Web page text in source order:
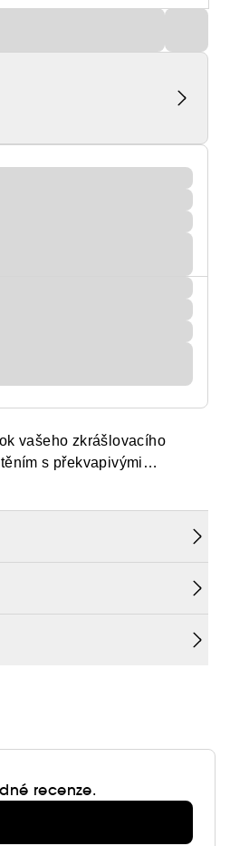
vašeho zkrášlovacího
s překvapivými
s vanilkovými
recenze.